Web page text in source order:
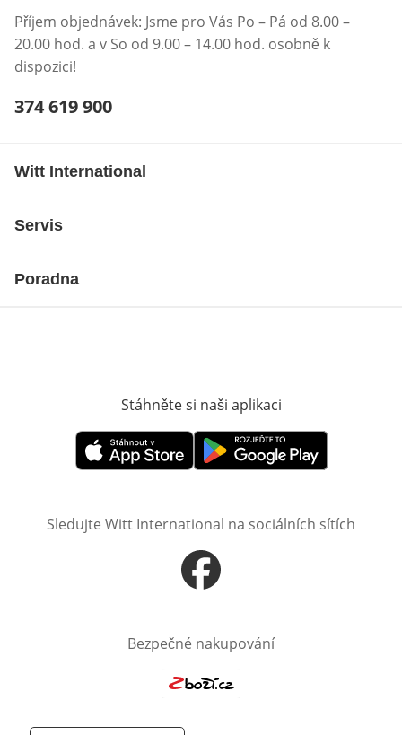
Příjem objednávek: Jsme pro Vás Po – Pá od 8.00 –
20.00 hod. a v So od 9.00 – 14.00 hod. osobně k
dispozici!
Telefonní číslo:
374 619 900
Witt International
Servis
Poradna
Stáhněte si naši aplikaci
Otevře v novém okněOtevře v novém okně
Sledujte Witt International na sociálních sítích
Otevře v novém okně
Bezpečné nakupování